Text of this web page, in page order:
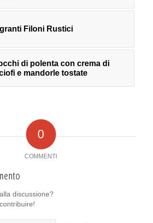
Filoni Rustici
di polenta con crema di
e mandorle tostate
0
COMMENTI
discussione?